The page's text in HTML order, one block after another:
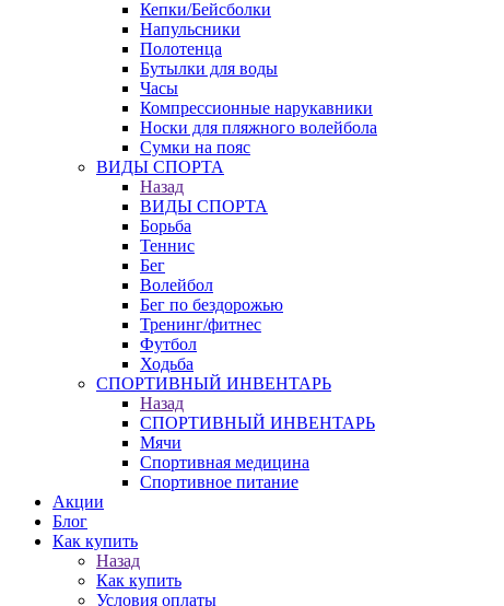
Кепки/Бейсболки
Напульсники
Полотенца
Бутылки для воды
Часы
Компрессионные нарукавники
Носки для пляжного волейбола
Сумки на пояс
ВИДЫ СПОРТА
Назад
ВИДЫ СПОРТА
Борьба
Теннис
Бег
Волейбол
Бег по бездорожью
Тренинг/фитнес
Футбол
Ходьба
СПОРТИВНЫЙ ИНВЕНТАРЬ
Назад
СПОРТИВНЫЙ ИНВЕНТАРЬ
Мячи
Спортивная медицина
Спортивное питание
Акции
Блог
Как купить
Назад
Как купить
Условия оплаты